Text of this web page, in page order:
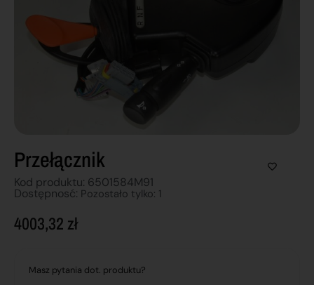
Przełącznik
Kod produktu: 6501584M91
Dostępnosć: Pozostało tylko: 1
4003,32 zł
Masz pytania dot. produktu?